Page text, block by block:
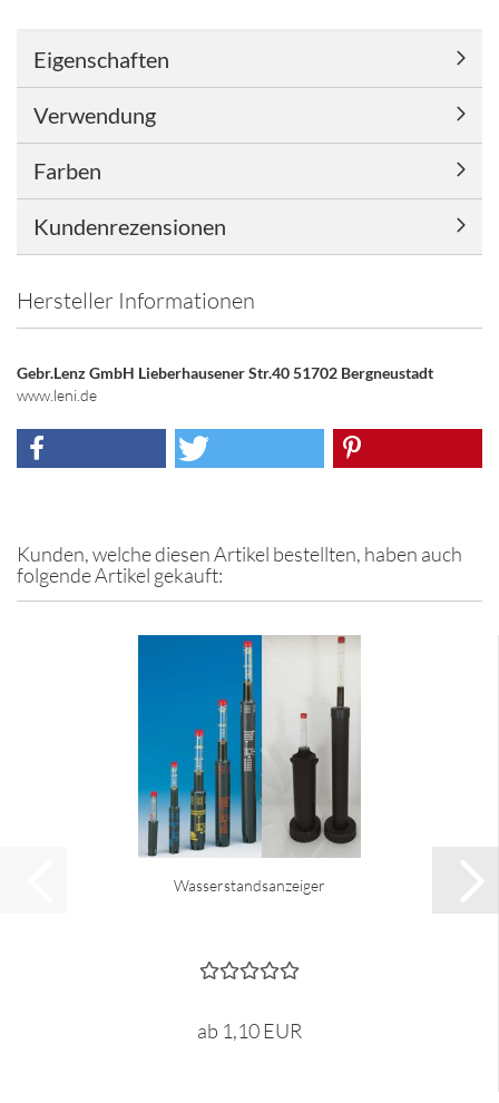
Eigenschaften
Verwendung
Farben
Kundenrezensionen
Hersteller Informationen
Gebr.Lenz GmbH Lieberhausener Str.40 51702 Bergneustadt
www.leni.de
Kunden, welche diesen Artikel bestellten, haben auch
folgende Artikel gekauft:
Wasserstandsanzeiger
ab 1,10 EUR